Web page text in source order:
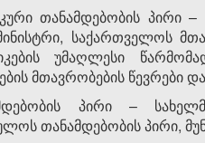
თანამდებობის პირი
საქართველოს
უმაღლესი
მთავრობების წევრები
პირი –
თანამდებობის პირი,